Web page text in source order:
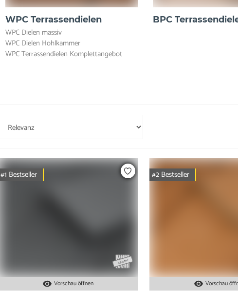
WPC Terrassendielen
WPC Dielen massiv
WPC Dielen Hohlkammer
WPC Terrassendielen Komplettangebot
BPC
#1 Bestseller
Vorschau öffnen
#2 Bestseller
Vorschau